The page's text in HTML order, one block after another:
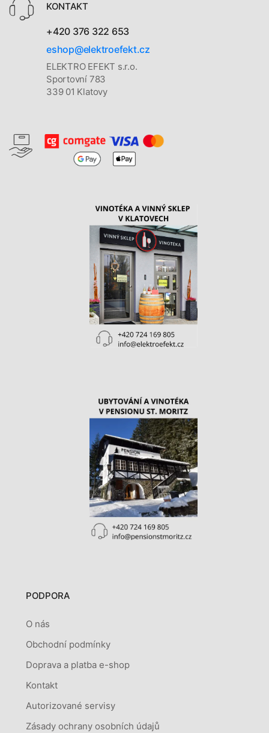
KONTAKT
+420 376 322 653
eshop@elektroefekt.cz
ELEKTRO EFEKT s.r.o.
Sportovní 783
339 01 Klatovy
PODPORA
O nás
Obchodní podmínky
Doprava a platba e-shop
Kontakt
Autorizované servisy
Zásady ochrany osobních údajů